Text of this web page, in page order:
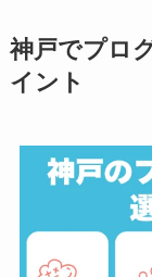
神戸でプロ
イント